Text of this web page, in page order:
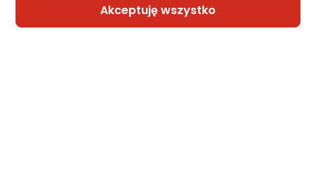
Akceptuję wszystko